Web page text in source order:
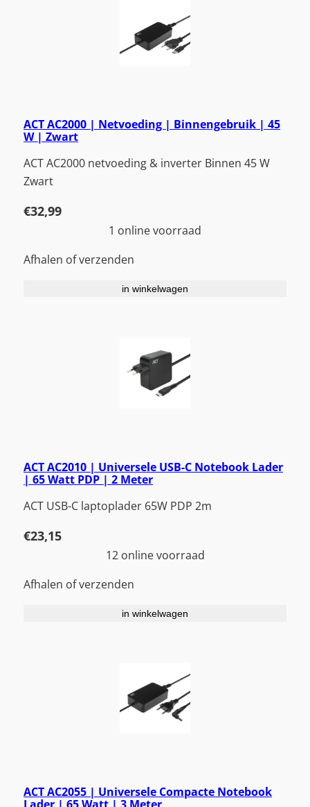
ACT AC2000 | Netvoeding | Binnengebruik | 45
W | Zwart
ACT AC2000 netvoeding & inverter Binnen 45 W
Zwart
€32,99
1 online voorraad
Afhalen of verzenden
in winkelwagen
ACT AC2010 | Universele USB-C Notebook Lader
| 65 Watt PDP | 2 Meter
ACT USB-C laptoplader 65W PDP 2m
€23,15
12 online voorraad
Afhalen of verzenden
in winkelwagen
ACT AC2055 | Universele Compacte Notebook